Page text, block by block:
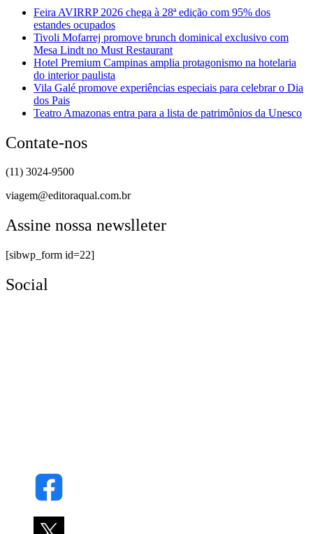
Feira AVIRRP 2026 chega à 28ª edição com 95% dos
estandes ocupados
Tivoli Mofarrej promove brunch dominical exclusivo com
Mesa Lindt no Must Restaurant
Hotel Premium Campinas amplia protagonismo na hotelaria
do interior paulista
Vila Galé promove experiências especiais para celebrar o Dia
dos Pais
Teatro Amazonas entra para a lista de patrimônios da Unesco
Contate-nos
(11) 3024-9500
viagem@editoraqual.com.br
Assine nossa newslleter
[sibwp_form id=22]
Social